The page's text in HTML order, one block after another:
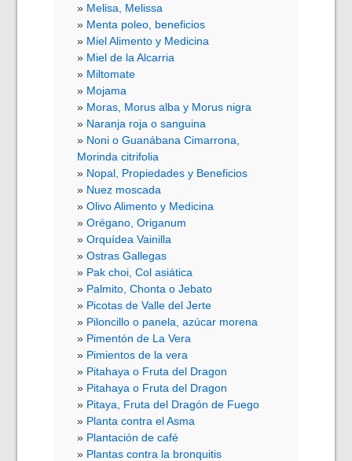
Melisa, Melissa
Menta poleo, beneficios
Miel Alimento y Medicina
Miel de la Alcarria
Miltomate
Mojama
Moras, Morus alba y Morus nigra
Naranja roja o sanguina
Noni o Guanábana Cimarrona,
Morinda citrifolia
Nopal, Propiedades y Beneficios
Nuez moscada
Olivo Alimento y Medicina
Orégano, Origanum
Orquídea Vainilla
Ostras Gallegas
Pak choi, Col asiática
Palmito, Chonta o Jebato
Picotas de Valle del Jerte
Piloncillo o panela, azúcar morena
Pimentón de La Vera
Pimientos de la vera
Pitahaya o Fruta del Dragon
Pitahaya o Fruta del Dragon
Pitaya, Fruta del Dragón de Fuego
Planta contra el Asma
Plantación de café
Plantas contra la bronquitis